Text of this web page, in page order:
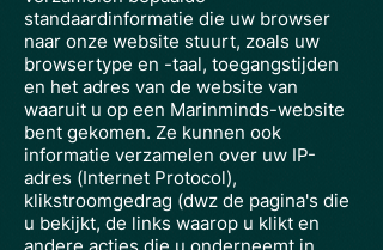
standaardinformatie die uw browser
naar onze website stuurt, zoals uw
browsertype en -taal, toegangstijden
en het adres van de website van
waaruit u op een Marinminds-website
bent gekomen. Ze kunnen ook
informatie verzamelen over uw IP-
adres (Internet Protocol),
klikstroomgedrag (dwz de pagina's die
u bekijkt, de links waarop u klikt en